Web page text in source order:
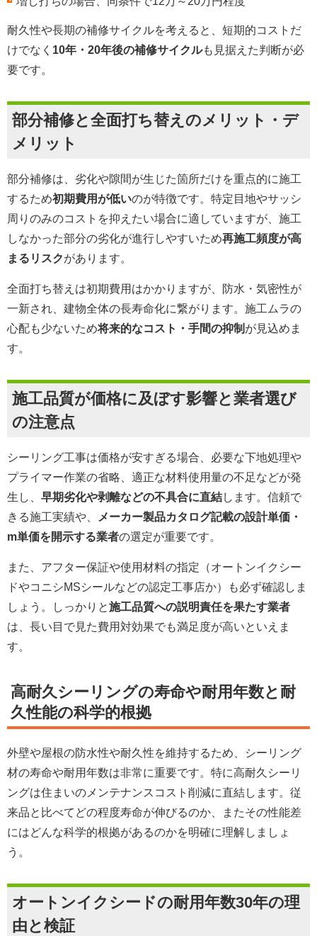
耐久性や長期の補修サイクルを考えると、短期的コストだ
けでなく 10年・20年後の補修サイクルも見据えた判断が必
要です。
部分補修と全面打ち替えのメリット・デ
メリット
部分補修は、劣化や隙間が生じた箇所だけを重点的に施工
するため初期費用が低いのが特徴です。特定目地やサッシ
周りのみのコストを抑えたい場合に適していますが、施工
しなかった部分の劣化が進行しやすいため再施工頻度が高
まるリスクがあります。
全面打ち替えは初期費用はかかりますが、防水・気密性が
一新され、建物全体の長寿命化に繋がります。施工ムラの
心配も少ないため将来的なコスト・手間の抑制 が見込めま
す。
施工品質が価格に及ぼす影響と業者選び
の注意点
シーリング工事は価格が安すぎる場合、必要な下地処理や
プライマー作業の省略、適正な材料使用量の不足などが発
生し、 早期劣化や剥離などの不具合に直結します。信頼で
きる施工実績や、
メーカー製品カタログ記載の設計単価・
m単価を開示する業者の選定が重要です。
また、アフター保証や使用材料の指定（オートンイクシー
ドやコニシMSシールなどの認定工事店か）も必ず確認しま
しょう。しっかりと施工品質への説明責任を果たす業者
は、長い目で見た費用対効果でも満足度が高いといえま
す。
高耐久シーリングの寿命や耐用年数と耐
久性能の科学的根拠
外壁や屋根の防水性や耐久性を維持するため、シーリング
材の寿命や耐用年数は非常に重要です。特に高耐久シーリ
ングは住まいのメンテナンスコスト削減に直結します。従
来品と比べてどの程度寿命が伸びるのか、またその性能差
にはどんな科学的根拠があるのかを明確に理解しましょ
う。
オートンイクシードの耐用年数30年の理
由と検証